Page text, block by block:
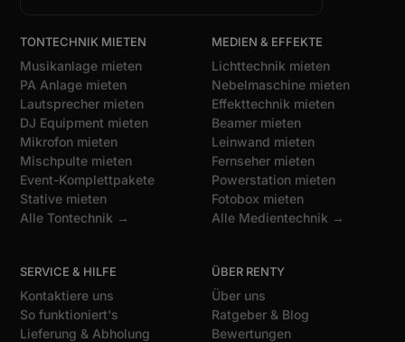
TONTECHNIK MIETEN
Musikanlage mieten
PA Anlage mieten
Lautsprecher mieten
DJ Equipment mieten
Mikrofon mieten
Mischpulte mieten
Event-Komplettpakete
Stative mieten
Alle Tontechnik →
MEDIEN & EFFEKTE
Lichttechnik mieten
Nebelmaschine mieten
Effekttechnik mieten
Beamer mieten
Leinwand mieten
Fernseher mieten
Powerstation mieten
Fotobox mieten
Alle Medientechnik →
SERVICE & HILFE
Kontaktiere uns
So funktioniert's
Lieferung & Abholung
ÜBER RENTY
Über uns
Ratgeber & Blog
Bewertungen